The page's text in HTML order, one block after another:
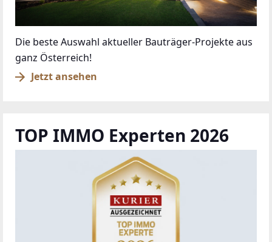
Die beste Auswahl aktueller Bauträger-Projekte aus
ganz Österreich!
Jetzt ansehen
TOP IMMO Experten 2026